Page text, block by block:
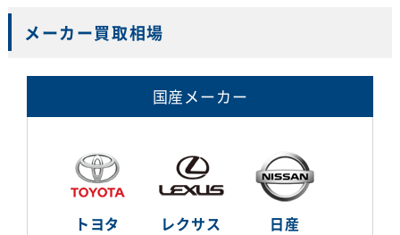
メーカー買取相場
国産メーカー
トヨタ レクサス 日産